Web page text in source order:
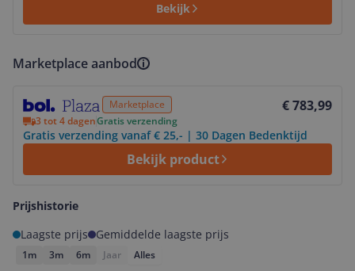
Bekijk
Marketplace aanbod
Marketplace € 783,99
3 tot 4 dagenGratis verzending
Gratis verzending vanaf € 25,- | 30 Dagen Bedenktijd
Bekijk product
Prijshistorie
Laagste prijs
Gemiddelde laagste prijs
1m 3m 6m Jaar Alles